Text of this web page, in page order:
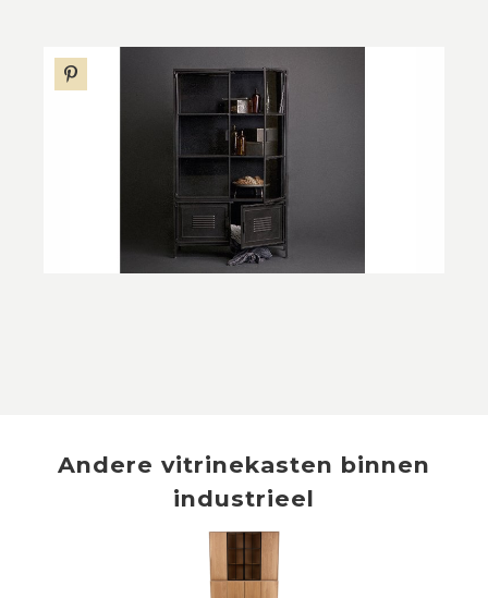
Andere vitrinekasten binnen
industrieel